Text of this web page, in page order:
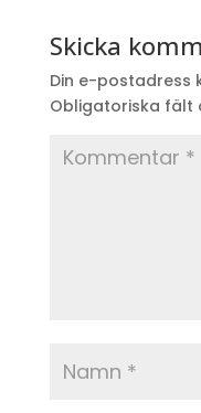
Skicka
Din e-postadress
Obligatoriska fält